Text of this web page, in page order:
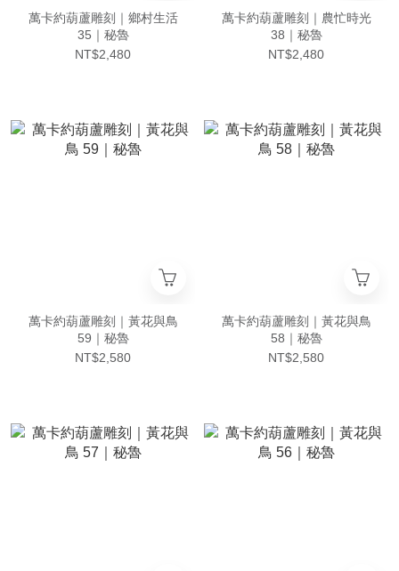
萬卡約葫蘆雕刻｜鄉村生活
35｜秘魯
NT$2,480
萬卡約葫蘆雕刻｜農忙時光
38｜秘魯
NT$2,480
萬卡約葫蘆雕刻｜黃花與鳥
59｜秘魯
NT$2,580
萬卡約葫蘆雕刻｜黃花與鳥
58｜秘魯
NT$2,580